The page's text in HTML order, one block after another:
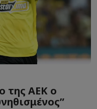
της ΑΕΚ ο